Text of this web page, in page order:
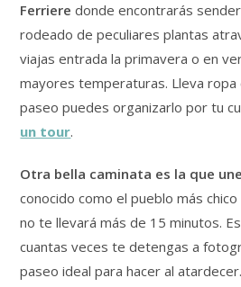
Ferriere donde encontrarás
rodeado de peculiares plantas
viajas entrada la primavera o en
mayores temperaturas. Lleva ropa
paseo puedes organizarlo por tu
un tour.
Otra bella caminata es la que
conocido como el pueblo más
no te llevará más de 15 minutos.
cuantas veces te detengas a
paseo ideal para hacer al atardecer.